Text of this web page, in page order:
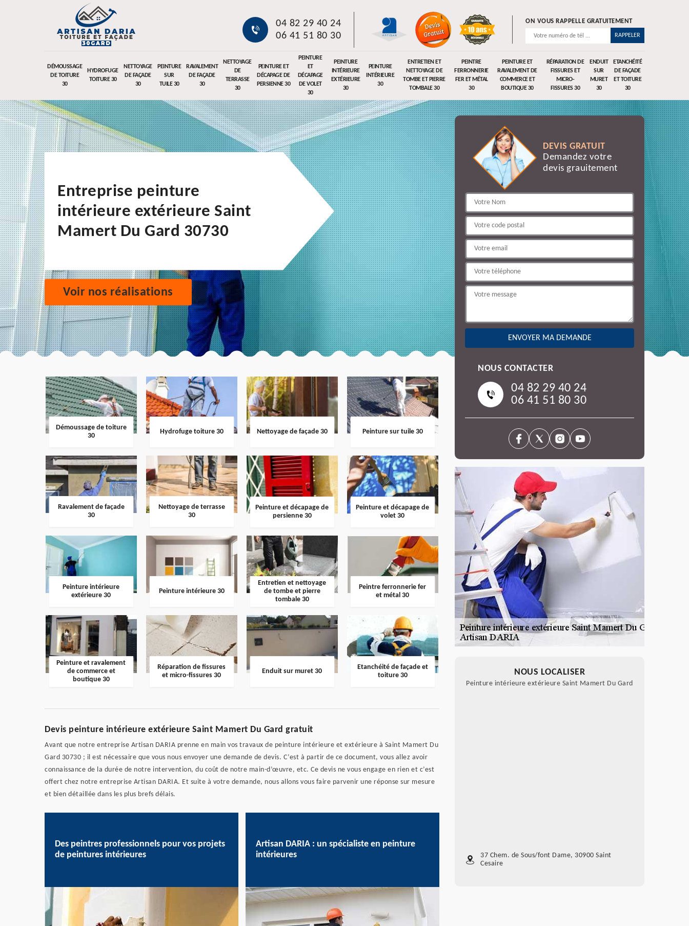
04 82 29 40 24
06 41 51 80 30
ON VOUS RAPPELLE GRATUITEMENT
DÉMOUSSAGE
DE TOITURE
30
HYDROFUGE
TOITURE 30
NETTOYAGE
DE FAÇADE
30
PEINTURE
SUR
TUILE 30
RAVALEMENT
DE FAÇADE
30
NETTOYAGE
DE
TERRASSE
30
PEINTURE ET
DÉCAPAGE DE
PERSIENNE 30
PEINTURE
ET
DÉCAPAGE
DE VOLET
30
PEINTURE
INTÉRIEURE
EXTÉRIEURE
30
PEINTURE
INTÉRIEURE
30
ENTRETIEN ET
NETTOYAGE DE
TOMBE ET PIERRE
TOMBALE 30
PEINTRE
FERRONNERIE
FER ET MÉTAL
30
PEINTURE ET
RAVALEMENT DE
COMMERCE ET
BOUTIQUE 30
RÉPARATION DE
FISSURES ET
MICRO-
FISSURES 30
ENDUIT
SUR
MURET
30
ETANCHÉITÉ
DE FAÇADE
ET TOITURE
30
Entreprise peinture
intérieure extérieure Saint
Mamert Du Gard 30730
Voir nos réalisations
Démoussage de toiture
30
Hydrofuge toiture 30 Nettoyage de façade 30 Peinture sur tuile 30
Ravalement de façade
30
Nettoyage de terrasse
30
Peinture et décapage de
persienne 30
Peinture et décapage de
volet 30
Peinture intérieure
extérieure 30
Peinture intérieure 30
Entretien et nettoyage
de tombe et pierre
tombale 30
Peintre ferronnerie fer
et métal 30
Peinture et ravalement
de commerce et
boutique 30
Réparation de fissures
et micro-fissures 30
Enduit sur muret 30
Etanchéité de façade et
toiture 30
Devis peinture intérieure extérieure Saint Mamert Du Gard gratuit
Avant que notre entreprise Artisan DARIA prenne en main vos travaux de peinture intérieure et extérieure à Saint Mamert Du
Gard 30730 ; il est nécessaire que vous nous envoyer une demande de devis. C’est à partir de ce document, vous allez avoir
connaissance de la durée de notre intervention, du coût de notre main-d’œuvre, etc. Ce devis ne vous engage en rien et c’est
offert chez notre entreprise Artisan DARIA. Et suite à votre demande, nous allons vous faire parvenir une réponse sur mesure
et bien détaillée dans les plus brefs délais.
Des peintres professionnels pour vos projets
de peintures intérieures
Artisan DARIA : un spécialiste en peinture
intérieures
DEVIS GRATUIT
Demandez votre
devis grauitement
NOUS CONTACTER
04 82 29 40 24
06 41 51 80 30
NOUS LOCALISER
Peinture intérieure extérieure Saint Mamert Du Gard
37 Chem. de Sous/font Dame, 30900 Saint
Cesaire